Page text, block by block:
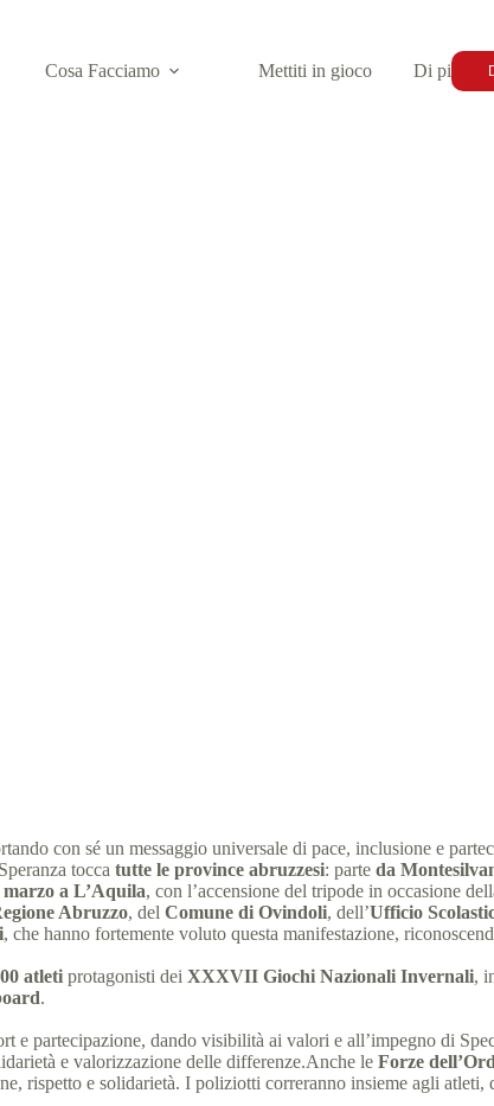
Cosa Facciamo Mettiti in gioco Di più
con sé un messaggio universale di pace, inclusione e
tocca tutte le province abruzzesi: parte da
marzo a L’Aquila, con l’accensione del tripode in occasione
Abruzzo, del Comune di Ovindoli, dell’Ufficio
, che hanno fortemente voluto questa manifestazione,
atleti protagonisti dei XXXVII Giochi Nazionali Invernali,
.
e partecipazione, dando visibilità ai valori e all’impegno di
e valorizzazione delle differenze.Anche le Forze
rispetto e solidarietà. I poliziotti correranno insieme agli